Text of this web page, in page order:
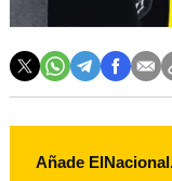
Añade